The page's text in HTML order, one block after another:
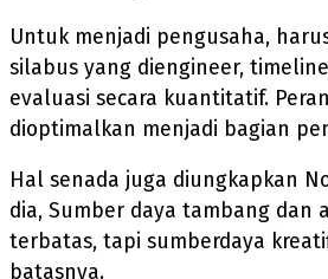
Untuk menjadi pengusaha,
silabus yang diengineer,
evaluasi secara kuantitatif.
dioptimalkan menjadi bagian
Hal senada juga diungkapkan
dia, Sumber daya tambang dan
terbatas, tapi sumberdaya
batasnya.